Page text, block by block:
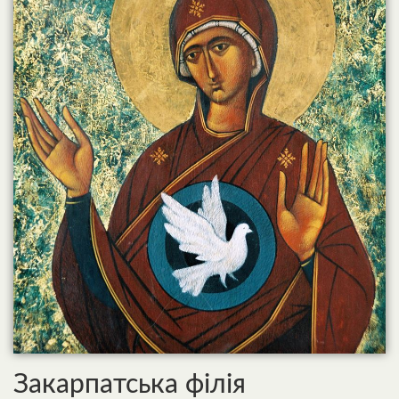
Закарпатська філія